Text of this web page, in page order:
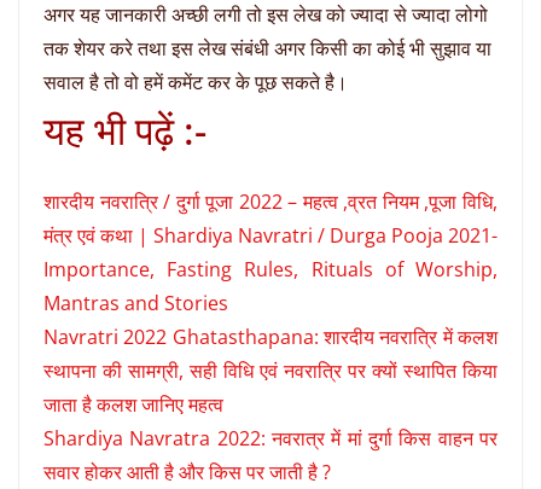
अगर यह जानकारी अच्छी लगी तो इस लेख को ज्यादा से ज्यादा लोगो
तक शेयर करे तथा इस लेख संबंधी अगर किसी का कोई भी सुझाव या
सवाल है तो वो हमें कमेंट कर के पूछ सकते है।
यह भी पढ़ें :-
शारदीय नवरात्रि / दुर्गा पूजा 2022 – महत्व ,व्रत नियम ,पूजा विधि,
मंत्र एवं कथा | Shardiya Navratri / Durga Pooja 2021-
Importance, Fasting Rules, Rituals of Worship,
Mantras and Stories
Navratri 2022 Ghatasthapana: शारदीय नवरात्रि में कलश
स्थापना की सामग्री, सही विधि एवं नवरात्रि पर क्यों स्थापित किया
जाता है कलश जानिए महत्व
Shardiya Navratra 2022: नवरात्र में मां दुर्गा किस वाहन पर
सवार होकर आती है और किस पर जाती है ?